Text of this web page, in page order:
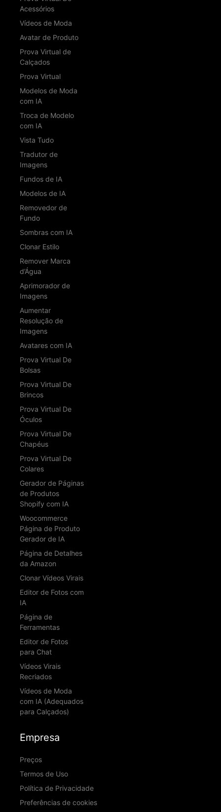
Acessórios
Vídeos de Moda
Avatar de Produto
Prova Virtual de
Calçados
Prova Virtual
Modelos de Moda
com IA
Troca de Modelo
com IA
Vista Tudo
Tradutor de
Imagens
Fundos de IA
Modelos de IA
Removedor de
Fundo
Sombras com IA
Clonar Estilo
Remover Marca
d’Água
Aprimorador de
Imagens
Aumentar
Resolução de
Imagens
Avatares com IA
Prova Virtual De
Bolsas
Prova Virtual De
Brincos
Prova Virtual De
Óculos
Prova Virtual De
Chapéus
Prova Virtual De
Colares
Gerador de Páginas
de Produtos
Shopify com IA
Woocommerce
Página de Produto
Gerador de IA
Página de Detalhes
da Amazon
Clonar Vídeos Virais
Editor de Fotos com
IA
Página de
Ferramentas
Editor de Fotos
para Chat
Vídeos Virais
Recriados
Vídeos de Moda
com IA (Adequados
para Calçados)
Empresa
Preços
Termos de Uso
Política de Privacidade
Preferências de cookies